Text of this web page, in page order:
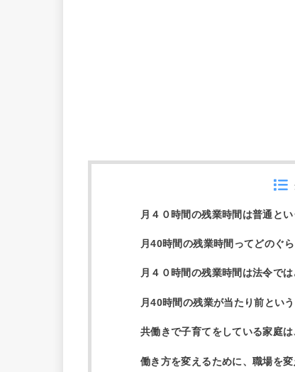
月４０時間の残業時間は普通と
月40時間の残業時間ってどのぐ
月４０時間の残業時間は法令では
月40時間の残業が当たり前とい
共働きで子育てをしている家庭
働き方を変えるために、職場を